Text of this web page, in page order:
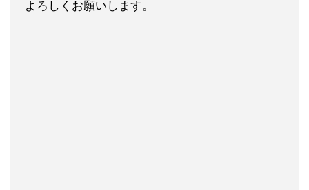
よろしくお願いします。